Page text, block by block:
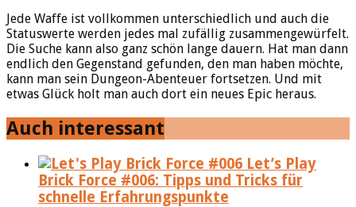
Jede Waffe ist vollkommen unterschiedlich und auch die
Statuswerte werden jedes mal zufällig zusammengewürfelt.
Die Suche kann also ganz schön lange dauern. Hat man dann
endlich den Gegenstand gefunden, den man haben möchte,
kann man sein Dungeon-Abenteuer fortsetzen. Und mit
etwas Glück holt man auch dort ein neues Epic heraus.
Auch interessant
Let’s Play
Brick Force #006: Tipps und Tricks für
schnelle Erfahrungspunkte